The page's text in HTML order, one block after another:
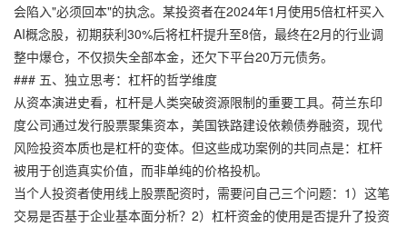
会陷入"必须回本"的执念。某投资者在2024年1月使用5倍杠杆买入
AI概念股，初期获利30%后将杠杆提升至8倍，最终在2月的行业调
整中爆仓，不仅损失全部本金，还欠下平台20万元债务。
### 五、独立思考：杠杆的哲学维度
从资本演进史看，杠杆是人类突破资源限制的重要工具。荷兰东印
度公司通过发行股票聚集资本，美国铁路建设依赖债券融资，现代
风险投资本质也是杠杆的变体。但这些成功案例的共同点是：杠杆
被用于创造真实价值，而非单纯的价格投机。
当个人投资者使用线上股票配资时，需要问自己三个问题：1）这笔
交易是否基于企业基本面分析？2）杠杆资金的使用是否提升了投资